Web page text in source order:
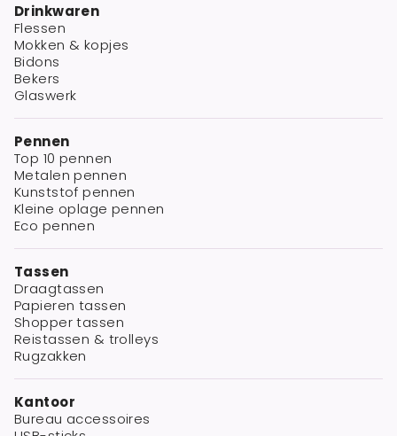
Drinkwaren
Flessen
Mokken & kopjes
Bidons
Bekers
Glaswerk
Pennen
Top 10 pennen
Metalen pennen
Kunststof pennen
Kleine oplage pennen
Eco pennen
Tassen
Draagtassen
Papieren tassen
Shopper tassen
Reistassen & trolleys
Rugzakken
Kantoor
Bureau accessoires